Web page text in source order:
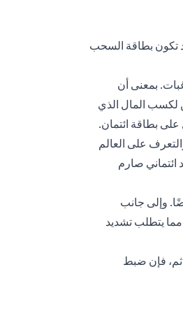
تكون بطاقة السحب
بمعنى أن
لكسب المال الذي
على بطاقة ائتمان.
على العالم
ائتماني صارم
وإلى جانب
مما يتطلب تشديد
ثم، فإن ضبط